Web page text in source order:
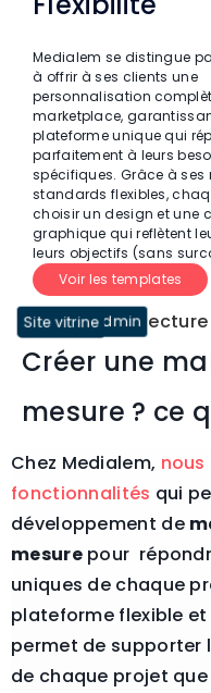
Medialem se distingue
à offrir à ses clients une
personnalisation
marketplace,
plateforme unique qui
parfaitement à leurs
spécifiques. Grâce à ses
standards flexibles,
choisir un design et une
graphique qui reflètent
leurs objectifs (sans
Voir les templates
Interface Admin
Site vitrine
Créer une
mesure ? ce
Chez Medialem,
fonctionnalités qui
développement de
mesurepour
uniques de chaque
plateforme flexible
permet de supporter
de chaque projet